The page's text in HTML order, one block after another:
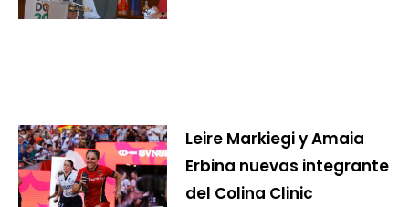
Leire Markiegi y Amaia
Erbina nuevas integrante
del Colina Clinic